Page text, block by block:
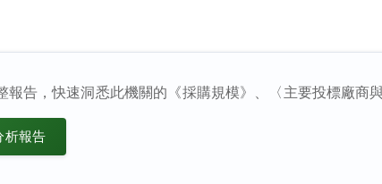
報告，快速洞悉此機關的《採購規模》、〈主要投標廠商
析報告